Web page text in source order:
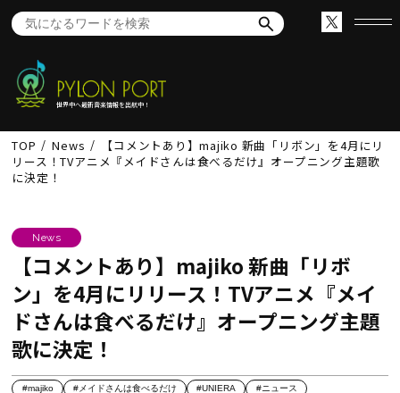
世界中へ最新音楽情報を出航中！
TOP News
【コメントあり】majiko 新曲「リボン」を4月にリ
リース！TVアニメ『メイドさんは食べるだけ』オープニング主題歌
に決定！
News
【コメントあり】majiko 新曲「リボ
ン」を4月にリリース！TVアニメ『メイ
ドさんは食べるだけ』オープニング主題
歌に決定！
#majiko #メイドさんは食べるだけ #UNIERA #ニュース